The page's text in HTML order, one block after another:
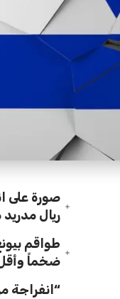
صورة على
ريال
ضخماً وأقل
“انفراجة